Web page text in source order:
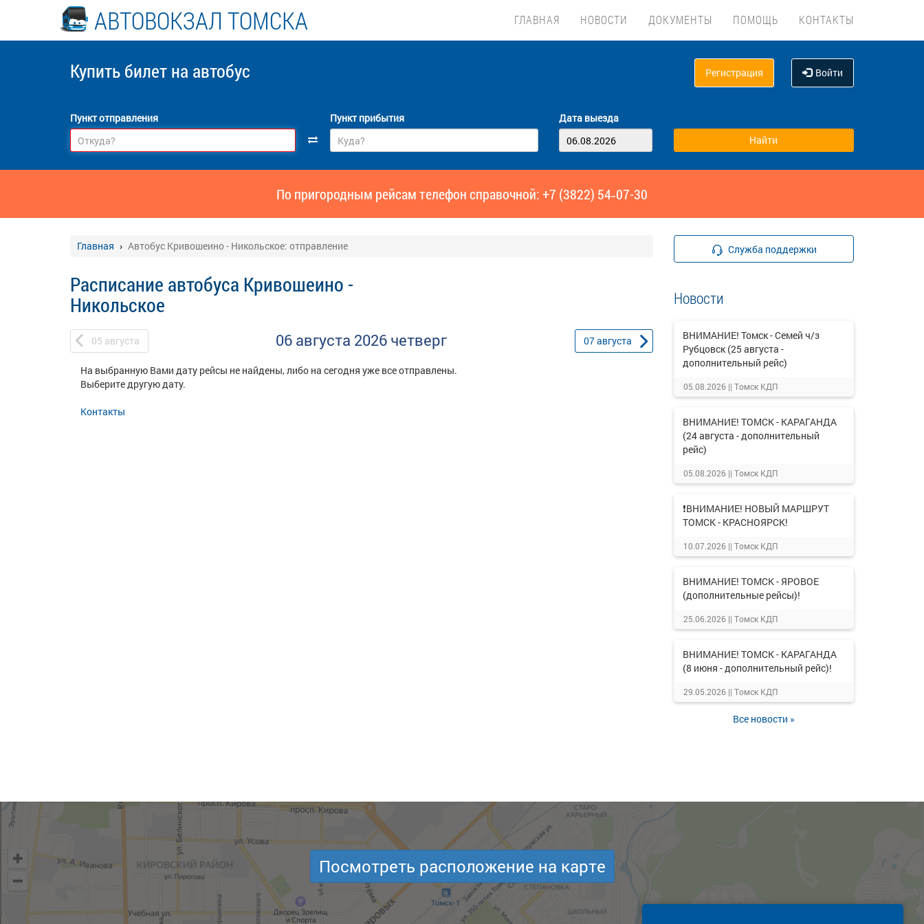
АВТОВОКЗАЛ ТОМСКА ГЛАВНАЯ НОВОСТИ ДОКУМЕНТЫ ПОМОЩЬ КОНТАКТЫ
Купить билет на автобус Регистрация Войти
Пункт отправления Пункт прибытия Дата выезда
По пригородным рейсам телефон справочной: +7 (3822) 54‑07-30
Главная Автобус Кривошеино - Никольское: отправление
Расписание автобуса Кривошеино -
Никольское
05 августа 06 августа 2026 четверг 07августа
На выбранную Вами дату рейсы не найдены, либо на сегодня уже все отправлены.
Выберите другую дату.
Контакты
Служба поддержки
Новости
ВНИМАНИЕ! Томск - Семей ч/з
Рубцовск (25 августа -
дополнительный рейс)
05.08.2026 || Томск КДП
ВНИМАНИЕ! ТОМСК - КАРАГАНДА
(24 августа - дополнительный
рейс)
05.08.2026 || Томск КДП
❗ВНИМАНИЕ! НОВЫЙ МАРШРУТ
ТОМСК - КРАСНОЯРСК!
10.07.2026 || Томск КДП
ВНИМАНИЕ! ТОМСК - ЯРОВОЕ
(дополнительные рейсы)!
25.06.2026 || Томск КДП
ВНИМАНИЕ! ТОМСК - КАРАГАНДА
(8 июня - дополнительный рейс)!
29.05.2026 || Томск КДП
Все новости »
Посмотреть расположение на карте